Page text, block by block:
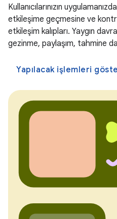
Kullanıcılarınızın
etkileşime geçmesine ve
etkileşim kalıpları. Yaygın
gezinme, paylaşım, tahmine
Yapılacak işlemleri